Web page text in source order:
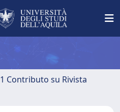
1 Contributo su Rivista